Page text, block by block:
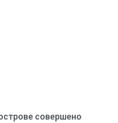
совершено